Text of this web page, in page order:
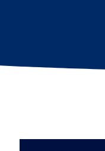
賞を受賞！〈流